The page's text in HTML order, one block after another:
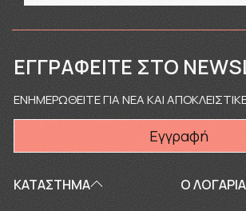
ΚΑΤΑΣΤΗΜΑ Ο
ΕΓΓΡΑΦΕΊΤΕ ΣΤΟ
ΕΝΗΜΕΡΩΘΕΙΤΕ ΓΙΑ ΝΕΑ ΚΑΙ
Εγγραφή